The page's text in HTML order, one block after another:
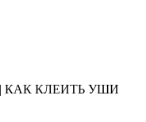
КАК КЛЕИТЬ УШИ